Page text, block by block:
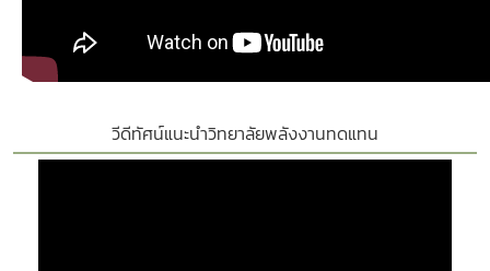
วีดีทัศน์แนะนำวิทยาลัยพลังงานทดแทน